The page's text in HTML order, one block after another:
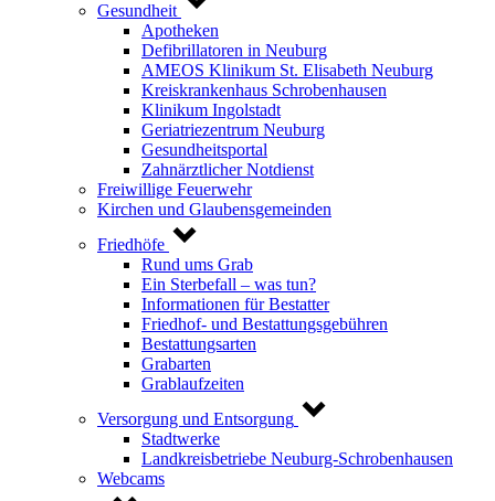
Gesundheit
Apotheken
Defibrillatoren in Neuburg
AMEOS Klinikum St. Elisabeth Neuburg
Kreiskrankenhaus Schrobenhausen
Klinikum Ingolstadt
Geriatriezentrum Neuburg
Gesundheitsportal
Zahnärztlicher Notdienst
Freiwillige Feuerwehr
Kirchen und Glaubensgemeinden
Friedhöfe
Rund ums Grab
Ein Sterbefall – was tun?
Informationen für Bestatter
Friedhof- und Bestattungsgebühren
Bestattungsarten
Grabarten
Grablaufzeiten
Versorgung und Entsorgung
Stadtwerke
Landkreisbetriebe Neuburg-Schrobenhausen
Webcams